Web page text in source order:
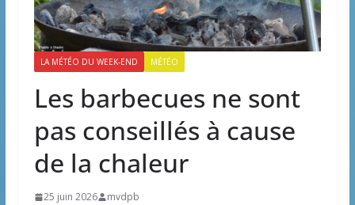
LA MÉTÉO DU WEEK-END MÉTÉO
Les barbecues ne sont
pas conseillés à cause
de la chaleur
25 juin 2026 mvdpb